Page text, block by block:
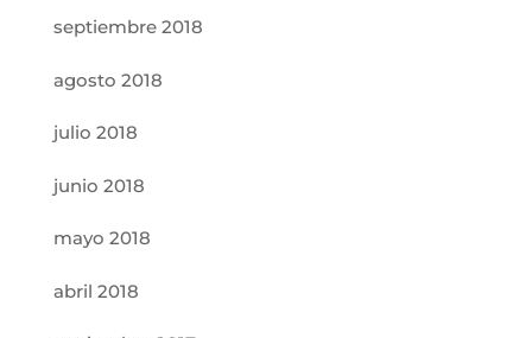
septiembre 2018
agosto 2018
julio 2018
junio 2018
mayo 2018
abril 2018